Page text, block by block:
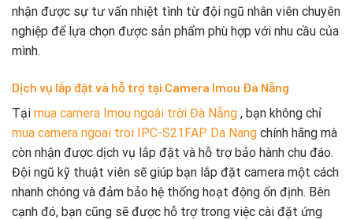
nhận được sự tư vấn nhiệt tình từ đội ngũ nhân viên chuyên
nghiệp để lựa chọn được sản phẩm phù hợp với nhu cầu của
mình.
Dịch vụ lắp đặt và hỗ trợ tại Camera Imou Đà Nẵng
Tại mua camera Imou ngoài trời Đà Nẵng , bạn không chỉ
mua camera ngoai troi IPC-S21FAP Da Nang chính hãng mà
còn nhận được dịch vụ lắp đặt và hỗ trợ bảo hành chu đáo.
Đội ngũ kỹ thuật viên sẽ giúp bạn lắp đặt camera một cách
nhanh chóng và đảm bảo hệ thống hoạt động ổn định. Bên
cạnh đó, bạn cũng sẽ được hỗ trợ trong việc cài đặt ứng